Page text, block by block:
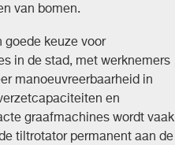
van bomen.
keuze voor
in de stad, met werknemers
manoeuvreerbaarheid in
en
graafmachines wordt vaak
tiltrotator permanent aan de